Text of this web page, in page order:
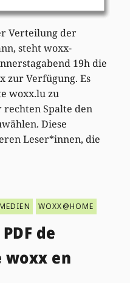
Verteilung der
steht woxx-
19h die
zur Verfügung. Es
woxx.lu zu
Spalte den
Diese
Leser*innen, die
WOXX@HOME
de
woxx en